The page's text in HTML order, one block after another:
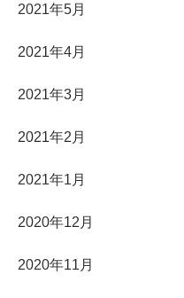
2021年5月
2021年4月
2021年3月
2021年2月
2021年1月
2020年12月
2020年11月